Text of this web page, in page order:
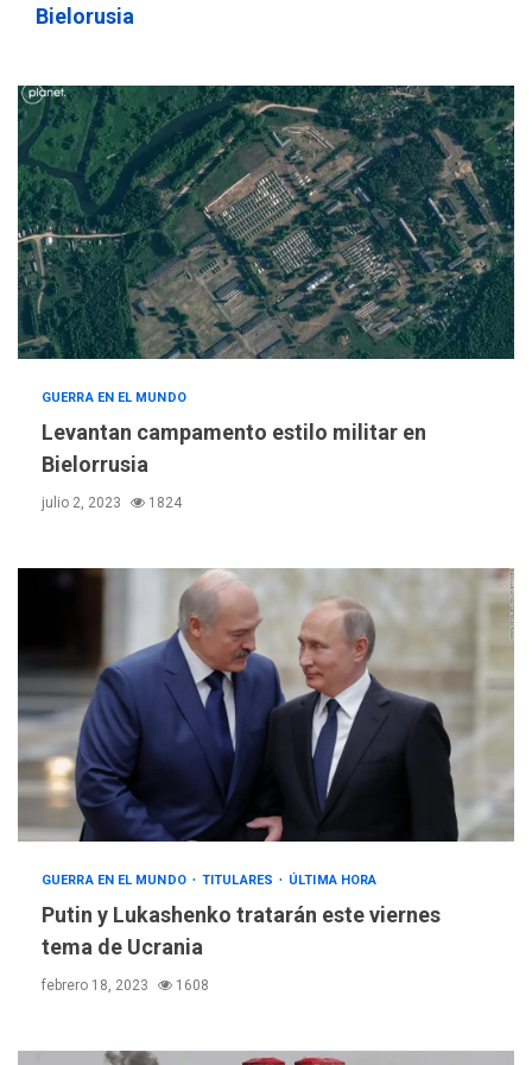
Bielorusia
GUERRA EN EL MUNDO
Levantan campamento estilo militar en
Bielorrusia
julio 2, 2023 1824
GUERRA EN EL MUNDO TITULARES ÚLTIMA HORA
Putin y Lukashenko tratarán este viernes
tema de Ucrania
febrero 18, 2023 1608